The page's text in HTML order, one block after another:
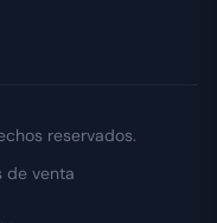
reservados.
de venta